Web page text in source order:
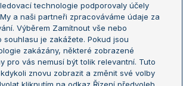
Wimbledon
US Open
Turnaj mistrů
Turnaj mistryň
technologie podporovaly účely
a naši partneři zpracováváme údaje za
Výběrem Zamítnout vše nebo
souhlasu je zakážete. Pokud jsou
zakázány, některé zobrazené
pro vás nemusí být tolik relevantní. Tuto
znovu zobrazit a změnit své volby